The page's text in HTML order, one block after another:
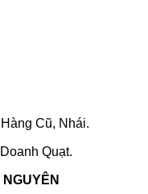
Cũ, Nhái.
Quạt.